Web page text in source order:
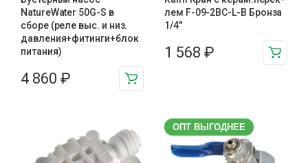
NatureWater 50G-S в
сборе (реле выс. и низ.
давления+фитинги+блок
питания)
4 860 ₽
лем F-09-2BC-L-B Бронза
1/4″
1 568 ₽
ОПТ ВЫГОДНЕЕ